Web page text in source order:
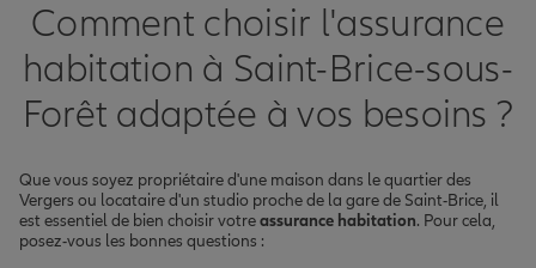
Comment choisir l'assurance
habitation à Saint-Brice-sous-
Forêt adaptée à vos besoins ?
Que vous soyez propriétaire d'une maison dans le quartier des
Vergers ou locataire d'un studio proche de la gare de Saint-Brice, il
est essentiel de bien choisir votreassurance habitation. Pour cela,
posez-vous les bonnes questions :